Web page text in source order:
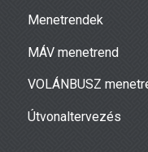
Menetrendek
MÁV menetrend
VOLÁNBUSZ
Útvonaltervezés